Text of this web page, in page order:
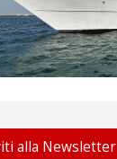
alla Newsletter